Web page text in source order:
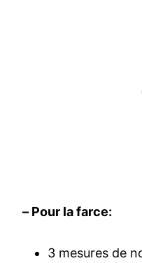
– Pour la farce:
3 mesures de